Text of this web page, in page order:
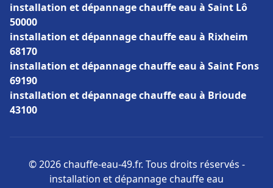
installation et dépannage chauffe eau à Saint Lô
50000
installation et dépannage chauffe eau à Rixheim
68170
installation et dépannage chauffe eau à Saint Fons
69190
installation et dépannage chauffe eau à Brioude
43100
© 2026 chauffe-eau-49.fr. Tous droits réservés -
installation et dépannage chauffe eau